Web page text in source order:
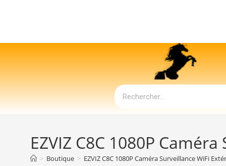
EZVIZ C8C 1080P
> Boutique > EZVIZ C8C 1080P Caméra Surveillance WiFi